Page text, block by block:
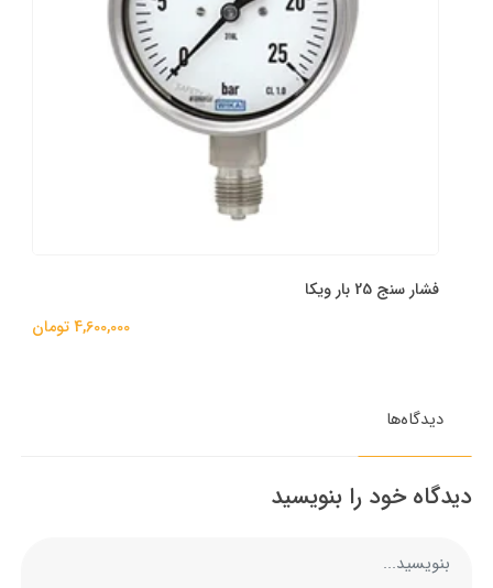
فشار سنج 25 بار ویکا
4,600,000 تومان
دیدگاه‌ها
دیدگاه خود را بنویسید